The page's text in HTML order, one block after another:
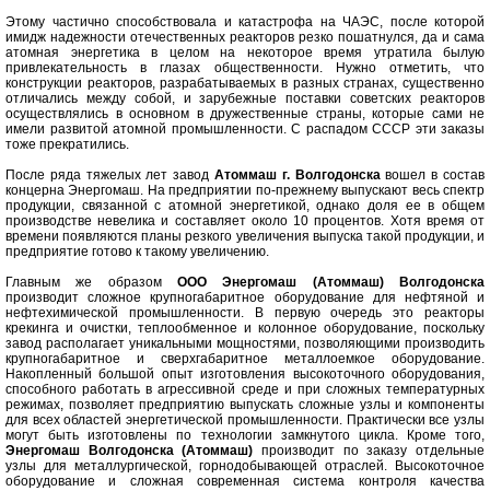
Этому частично способствовала и катастрофа на ЧАЭС, после которой
имидж надежности отечественных реакторов резко пошатнулся, да и сама
атомная энергетика в целом на некоторое время утратила былую
привлекательность в глазах общественности. Нужно отметить, что
конструкции реакторов, разрабатываемых в разных странах, существенно
отличались между собой, и зарубежные поставки советских реакторов
осуществлялись в основном в дружественные страны, которые сами не
имели развитой атомной промышленности. С распадом СССР эти заказы
тоже прекратились.
После ряда тяжелых лет завод Атоммаш г. Волгодонскавошел в состав
концерна Энергомаш. На предприятии по-прежнему выпускают весь спектр
продукции, связанной с атомной энергетикой, однако доля ее в общем
производстве невелика и составляет около 10 процентов. Хотя время от
времени появляются планы резкого увеличения выпуска такой продукции, и
предприятие готово к такому увеличению.
Главным же образом ООО Энергомаш (Атоммаш) Волгодонска
производит сложное крупногабаритное оборудование для нефтяной и
нефтехимической промышленности. В первую очередь это реакторы
крекинга и очистки, теплообменное и колонное оборудование, поскольку
завод располагает уникальными мощностями, позволяющими производить
крупногабаритное и сверхгабаритное металлоемкое оборудование.
Накопленный большой опыт изготовления высокоточного оборудования,
способного работать в агрессивной среде и при сложных температурных
режимах, позволяет предприятию выпускать сложные узлы и компоненты
для всех областей энергетической промышленности. Практически все узлы
могут быть изготовлены по технологии замкнутого цикла. Кроме того,
Энергомаш Волгодонска (Атоммаш) производит по заказу отдельные
узлы для металлургической, горнодобывающей отраслей. Высокоточное
оборудование и сложная современная система контроля качества